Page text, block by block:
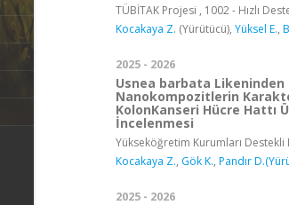
TÜBİTAK Projesi , 1002 - Hızlı
Kocakaya Z. (Yürütücü), Yüksel E.,
2025 - 2026
Usnea barbata
Nanokompozitlerin
KolonKanseri Hücre Hattı
İncelenmesi
Yükseköğretim Kurumları Destekli
Kocakaya Z., Gök K., Pandır
2025 - 2026